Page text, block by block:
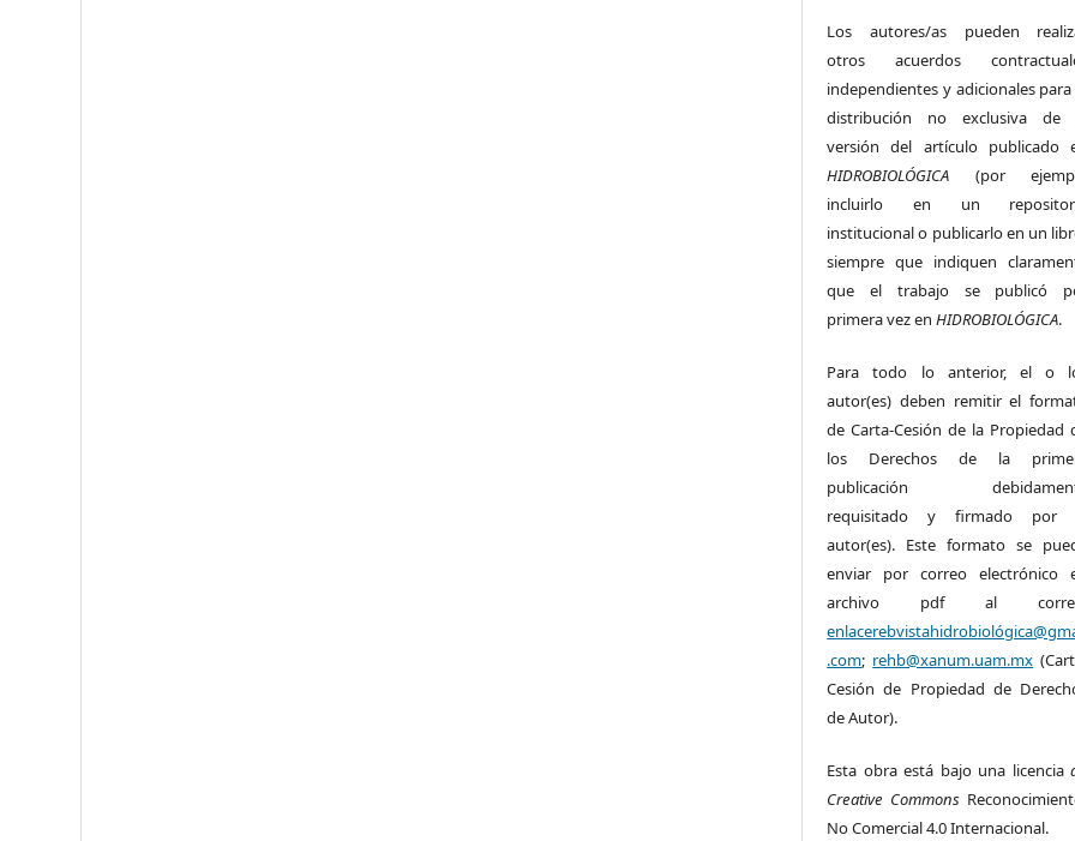
Los autores/as pueden
otros acuerdos
independientes y adicionales para
distribución no exclusiva de
versión del artículo publicado
HIDROBIOLÓGICA (por
incluirlo en un
institucional o publicarlo en un
siempre que indiquen
que el trabajo se publicó
primera vez enHIDROBIOLÓGICA.
Para todo lo anterior, el o
autor(es) deben remitir el
de Carta-Cesión de la Propiedad
los Derechos de la
publicación
requisitado y firmado por
autor(es). Este formato se
enviar por correo electrónico
archivo pdf al
.com; rehb@xanum.uam.mx
Cesión de Propiedad de
de Autor).
Esta obra está bajo una licencia
Creative Commons
No Comercial 4.0 Internacional.